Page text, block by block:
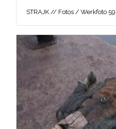
STRAJK // Fotos / Werkfoto 59